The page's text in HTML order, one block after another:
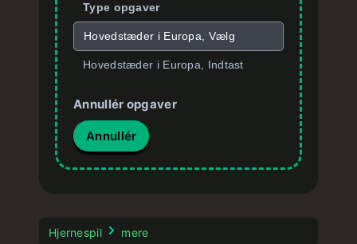
Type opgaver
Hovedstæder i Europa, Vælg
Hovedstæder i Europa, Indtast
Annullér opgaver
Annullér
Hjernespil mere